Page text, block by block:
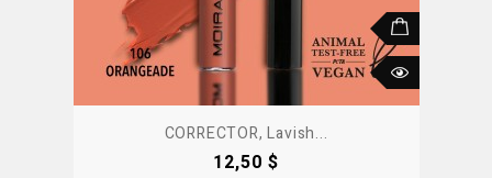
CORRECTOR, Lavish...
Precio
12,50 $